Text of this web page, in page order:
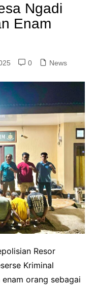
Ngadi
Enam
0 News
Resor
Kriminal
orang sebagai